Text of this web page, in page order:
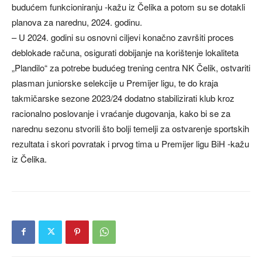
budućem funkcioniranju -kažu iz Čelika a potom su se dotakli
planova za narednu, 2024. godinu.
– U 2024. godini su osnovni ciljevi konačno završiti proces
deblokade računa, osigurati dobijanje na korištenje lokaliteta
„Plandilo“ za potrebe budućeg trening centra NK Čelik, ostvariti
plasman juniorske selekcije u Premijer ligu, te do kraja
takmičarske sezone 2023/24 dodatno stabilizirati klub kroz
racionalno poslovanje i vraćanje dugovanja, kako bi se za
narednu sezonu stvorili što bolji temelji za ostvarenje sportskih
rezultata i skori povratak i prvog tima u Premijer ligu BiH -kažu
iz Čelika.